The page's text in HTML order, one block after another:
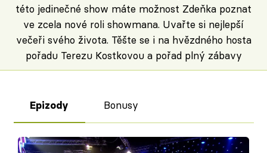
Témata
Recepty
TV Program
Škola vaření
této jedinečné show máte možnost Zdeňka poznat
ve zcela nové roli showmana. Uvařte si nejlepší
večeři svého života. Těšte se i na hvězdného hosta
pořadu Terezu Kostkovou a pořad plný zábavy
Epizody Bonusy